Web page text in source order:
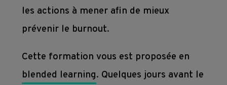
nous
trouver
?
les actions à mener afin de mieux
prévenir le burnout.
Cette formation vous est proposée en
blended learning. Quelques jours avant le